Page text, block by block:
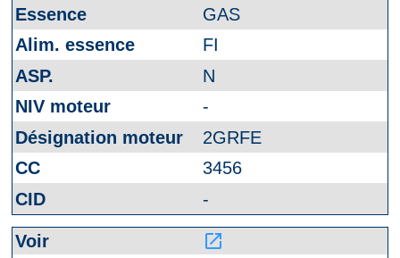
GAS
FI
N
-
2GRFE
3456
-
launch